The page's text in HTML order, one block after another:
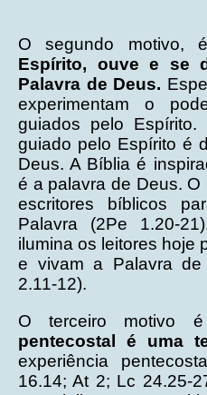
O segundo
Espírito, ouve e se
Palavra de Deus.
experimentam o
guiados pelo
guiado pelo Espírito é
Deus. A Bíblia é
é a palavra de Deus.
escritores bíblicos
Palavra (2Pe 1.20-
ilumina os leitores hoje
e vivam a Palavra
2.11-12).
O terceiro motivo
pentecostal é uma
experiência
16.14; At 2; Lc 24.25-